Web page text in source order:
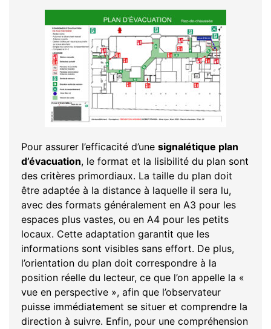
Pour assurer l’efficacité d’une signalétique plan
d’évacuation, le format et la lisibilité du plan sont
des critères primordiaux. La taille du plan doit
être adaptée à la distance à laquelle il sera lu,
avec des formats généralement en A3 pour les
espaces plus vastes, ou en A4 pour les petits
locaux. Cette adaptation garantit que les
informations sont visibles sans effort. De plus,
l’orientation du plan doit correspondre à la
position réelle du lecteur, ce que l’on appelle la «
vue en perspective », afin que l’observateur
puisse immédiatement se situer et comprendre la
direction à suivre. Enfin, pour une compréhension